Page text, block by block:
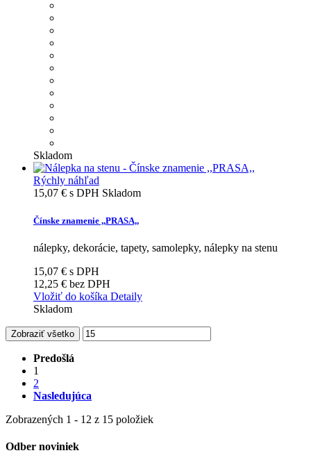
Skladom
Rýchly náhľad
15,07 € s DPH Skladom
Čínske znamenie ,,PRASA,,
nálepky, dekorácie, tapety, samolepky, nálepky na stenu
15,07 € s DPH
12,25 € bez DPH
Vložiť do košíka Detaily
Skladom
Zobraziť všetko
Predošlá
1
2
Nasledujúca
Zobrazených 1 - 12 z 15 položiek
Odber noviniek